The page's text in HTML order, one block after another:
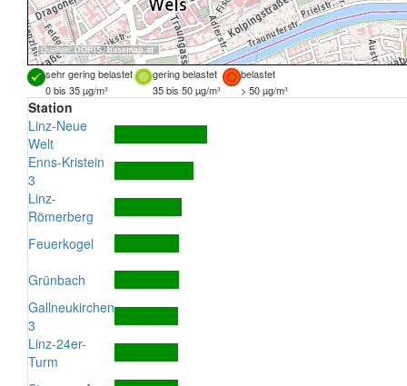
Quellen: DORIS, basemap.at
sehr gering belastet gering belastet
belastet
0 bis 35 µg/m³
35 bis 50 µg/m³ > 50 µg/m³
Station
Linz-Neue
Welt
Enns-Kristein
3
Linz-
Römerberg
Feuerkogel
Grünbach
Gallneukirchen
3
Linz-24er-
Turm